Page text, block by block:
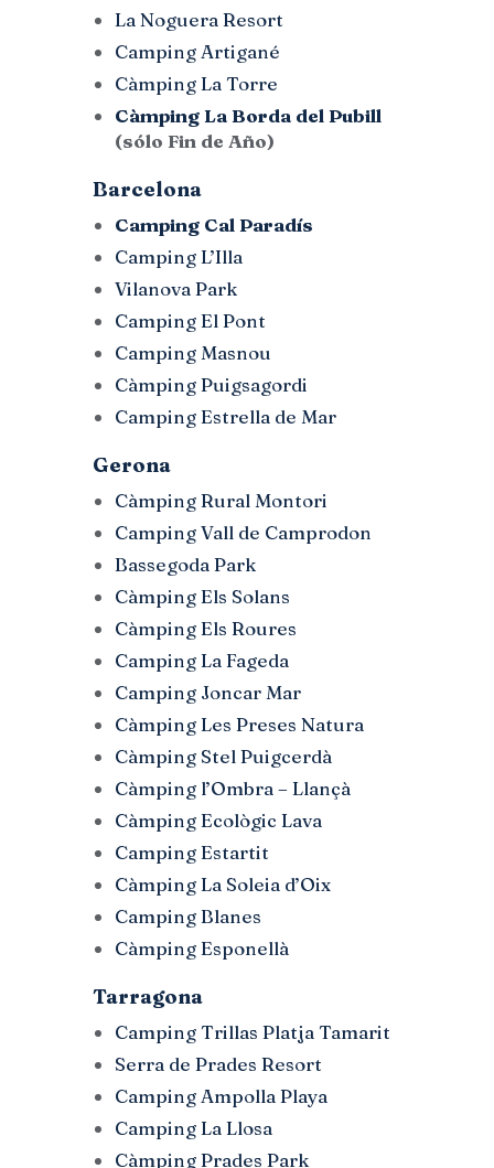
La Noguera Resort
Camping Artigané
Càmping La Torre
Càmping La Borda del Pubill
(sólo Fin de Año)
Barcelona
Camping Cal Paradís
Camping L’Illa
Vilanova Park
Camping El Pont
Camping Masnou
Càmping Puigsagordi
Camping Estrella de Mar
Gerona
Càmping Rural Montori
Camping Vall de Camprodon
Bassegoda Park
Càmping Els Solans
Càmping Els Roures
Camping La Fageda
Camping Joncar Mar
Càmping Les Preses Natura
Càmping Stel Puigcerdà
Càmping l’Ombra – Llançà
Càmping Ecològic Lava
Camping Estartit
Càmping La Soleia d’Oix
Camping Blanes
Càmping Esponellà
Tarragona
Camping Trillas Platja Tamarit
Serra de Prades Resort
Camping Ampolla Playa
Camping La Llosa
Càmping Prades Park